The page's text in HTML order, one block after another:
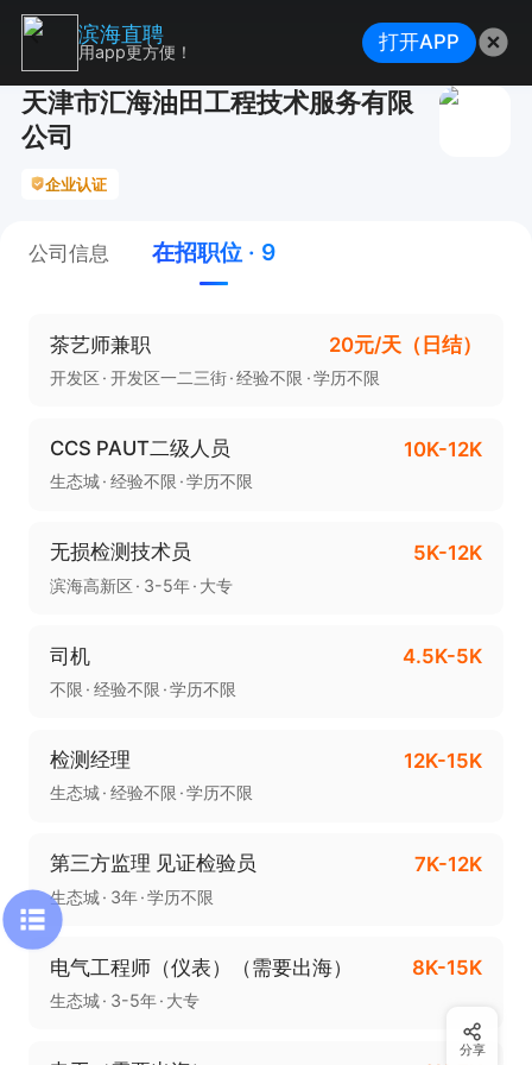
天津市汇海油田工程技术服务有限
公司
企业认证
公司信息 在招职位 · 9
茶艺师兼职 20元/天（日结）
开发区 开发区一二三街 经验不限 学历不限
CCS PAUT二级人员 10K-12K
生态城 经验不限 学历不限
无损检测技术员 5K-12K
滨海高新区 3-5年 大专
司机 4.5K-5K
不限 经验不限 学历不限
检测经理 12K-15K
生态城 经验不限 学历不限
第三方监理 见证检验员 7K-12K
生态城 3年 学历不限
电气工程师（仪表）（需要出海） 8K-15K
生态城 3-5年 大专
分享
滨海直聘
用app更方便！ 打开APP